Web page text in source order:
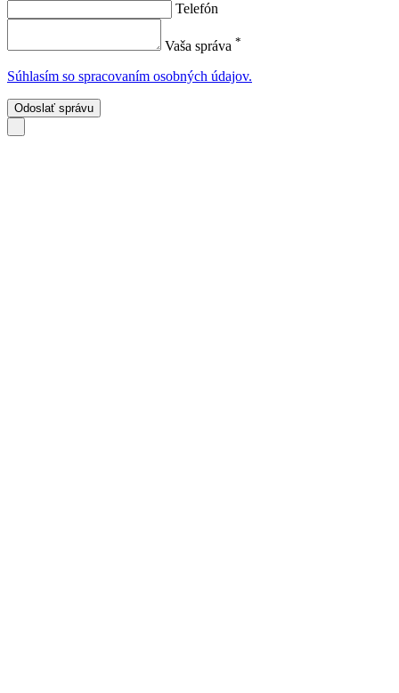
Telefón
Vaša správa *
Súhlasím so spracovaním osobných údajov.